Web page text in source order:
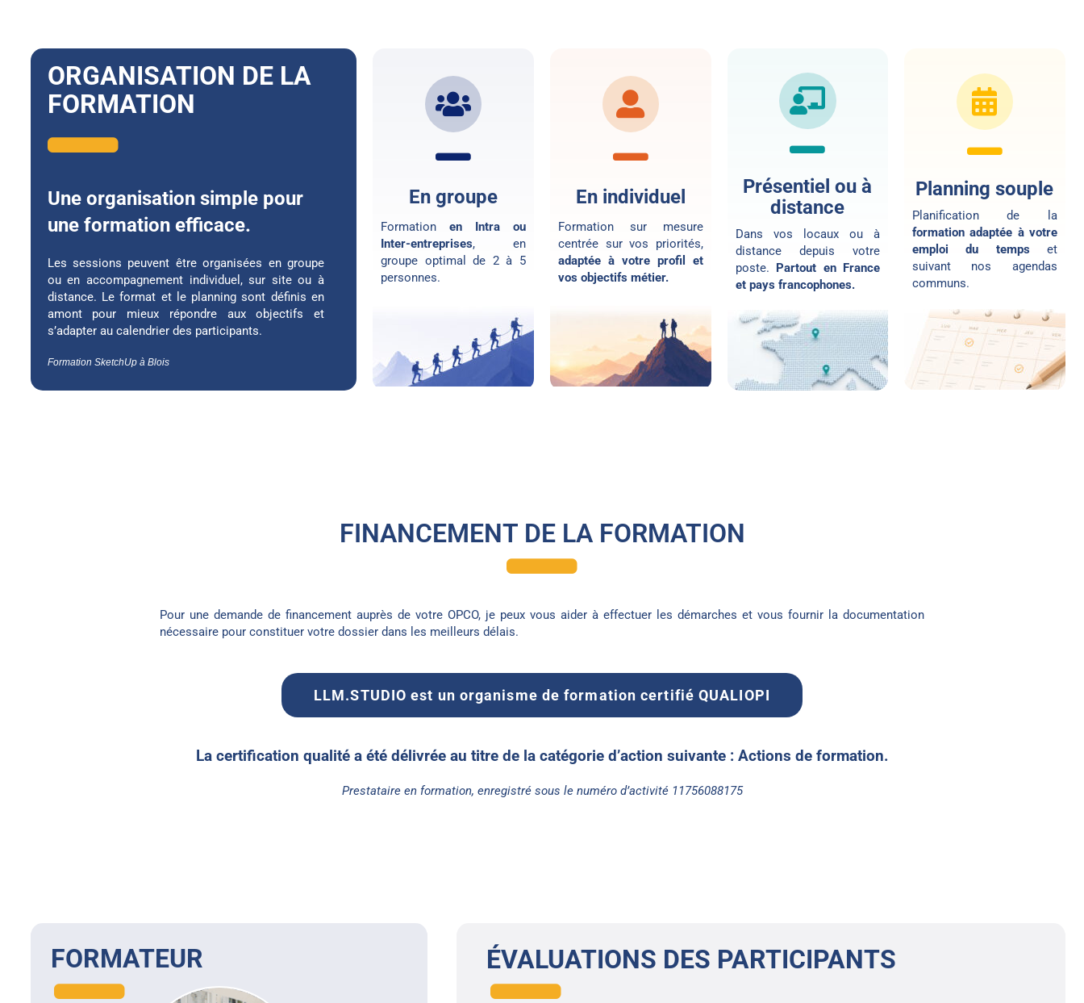
ORGANISATION DE LA
FORMATION
Une organisation simple pour
une formation efficace.
Les sessions peuvent être organisées en groupe
ou en accompagnement individuel, sur site ou à
distance. Le format et le planning sont définis en
amont pour mieux répondre aux objectifs et
s’adapter au calendrier des participants.
Formation SketchUp à Blois
En groupe
Formationen Intra ou
Inter-entreprises, en
groupe optimal de 2 à 5
personnes.
En individuel
Formation sur mesure
centrée sur vos priorités,
adaptée à votre profil et
vos objectifs métier.
Présentiel ou à
distance
Dans vos locaux ouà
distancedepuis votre
poste. Partout en France
et pays francophones.
Planning souple
Planification de la
formation adaptée à votre
emploi du temps et
suivant nos agendas
communs.
FINANCEMENT DE LA FORMATION
Pour une demande de financement auprès de votre OPCO, je peux vous aider à effectuer les démarches et vous fournir la documentation
nécessaire pour constituer votre dossier dans les meilleurs délais.
LLM.STUDIO est un organisme de formation certifié QUALIOPI
La certification qualité a été délivrée au titre de la catégorie d’action suivante : Actions de formation.
Prestataire en formation, enregistré sous le numéro d’activité 11756088175
FORMATEUR ÉVALUATIONS DES PARTICIPANTS